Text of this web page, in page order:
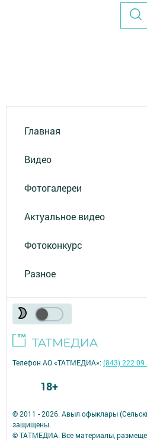
Главная
Видео
Фотогалереи
Актуальное видео
Фотоконкурс
Разное
© 2011 - 2026. Авыл офыклары
защищены.
© ТАТМЕДИА. Все материалы,
Телефон АО «ТАТМЕДИА»:(843) 222 09
18+